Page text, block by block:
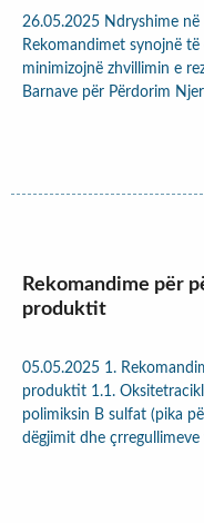
26.05.2025 Ndryshime
Rekomandimet synojnë
minimizojnë zhvillimin e
Barnave për Përdorim
Rekomandime për
produktit
05.05.2025 1.
produktit 1.1.
polimiksin B sulfat (pika
dëgjimit dhe